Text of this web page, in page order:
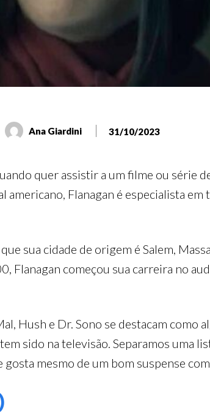
Ana Giardini 31/10/2023
quer assistir a um filme ou série
americano, Flanagan é especialista
sua cidade de origem é Salem,
Flanagan começou sua carreira no
Hush e Dr. Sono se destacam como
sido na televisão. Separamos uma
gosta mesmo de um bom suspense